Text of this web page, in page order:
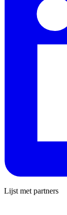
Lijst met partners